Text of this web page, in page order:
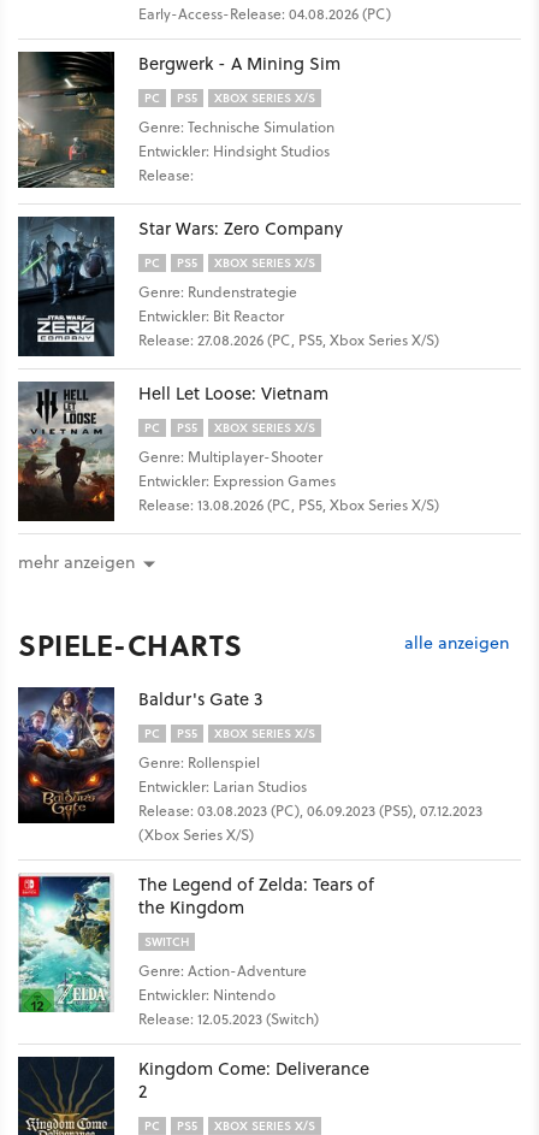
Early-Access-Release: 04.08.2026 (PC)
Bergwerk - A Mining Sim
PC PS5 XBOX SERIES X/S
Genre: Technische Simulation
Entwickler: Hindsight Studios
Release:
Star Wars: Zero Company
PC PS5 XBOX SERIES X/S
Genre: Rundenstrategie
Entwickler: Bit Reactor
Release: 27.08.2026 (PC, PS5, Xbox Series X/S)
Hell Let Loose: Vietnam
PC PS5 XBOX SERIES X/S
Genre: Multiplayer-Shooter
Entwickler: Expression Games
Release: 13.08.2026 (PC, PS5, Xbox Series X/S)
mehr anzeigen
SPIELE-CHARTS alle anzeigen
Baldur's Gate 3
PC PS5 XBOX SERIES X/S
Genre: Rollenspiel
Entwickler: Larian Studios
Release: 03.08.2023 (PC), 06.09.2023 (PS5), 07.12.2023
(Xbox Series X/S)
The Legend of Zelda: Tears of
the Kingdom
SWITCH
Genre: Action-Adventure
Entwickler: Nintendo
Release: 12.05.2023 (Switch)
Kingdom Come: Deliverance
2
PC PS5 XBOX SERIES X/S